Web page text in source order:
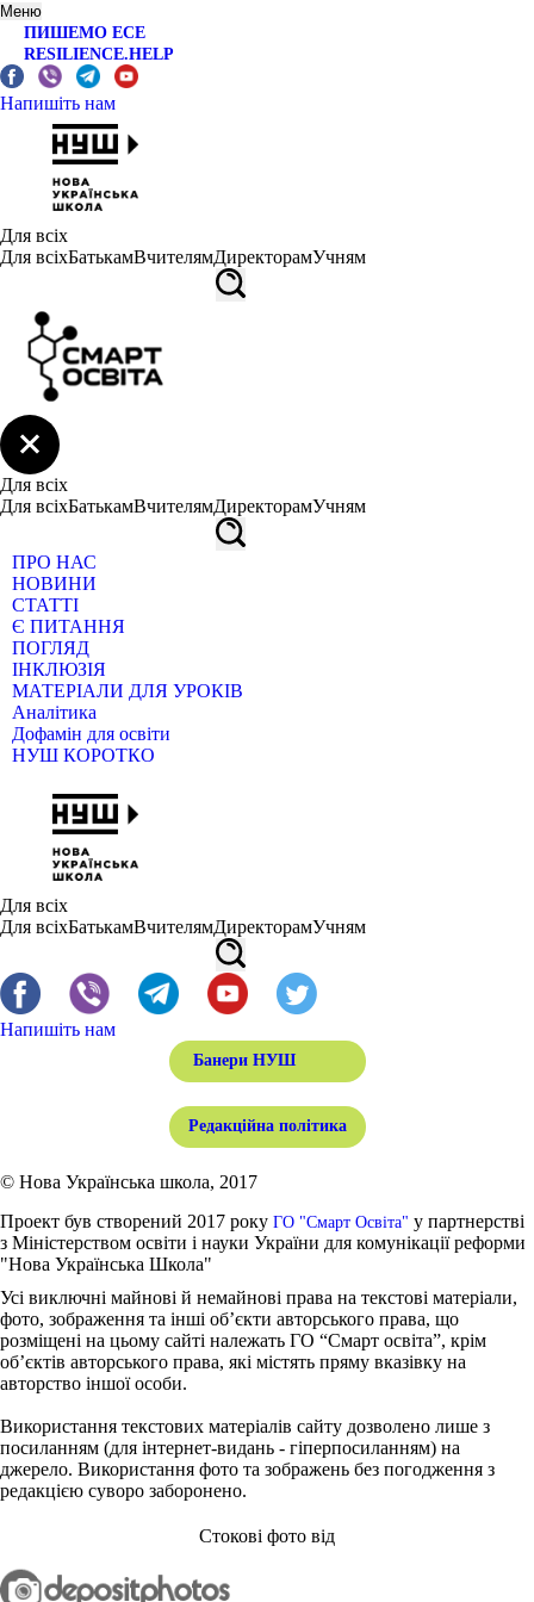
Меню
ПИШЕМО ЕСЕ
RESILIENCE.HELP
Напишіть нам
Для всіх
Для всіхБатькамВчителямДиректорамУчням
Для всіх
Для всіхБатькамВчителямДиректорамУчням
ПРО НАС
НОВИНИ
СТАТТІ
Є ПИТАННЯ
ПОГЛЯД
ІНКЛЮЗІЯ
МАТЕРІАЛИ ДЛЯ УРОКІВ
Аналітика
Дофамін для освіти
НУШ КОРОТКО
Для всіх
Для всіхБатькамВчителямДиректорамУчням
Напишіть нам
Банери НУШ
Редакційна політика
© Нова Українська школа, 2017
Проект був створений 2017 року ГО "Смарт Освіта" у партнерстві
з Міністерством освіти і науки України для комунікації реформи
"Нова Українська Школа"
Усі виключні майнові й немайнові права на текстові матеріали,
фото, зображення та інші об’єкти авторського права, що
розміщені на цьому сайті належать ГО “Смарт освіта”, крім
об’єктів авторського права, які містять пряму вказівку на
авторство іншої особи.
Використання текстових матеріалів сайту дозволено лише з
посиланням (для інтернет-видань - гіперпосиланням) на
джерело. Використання фото та зображень без погодження з
редакцією суворо заборонено.
Стокові фото від